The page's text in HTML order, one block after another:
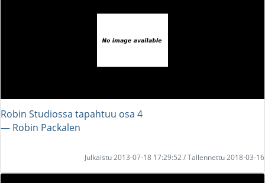
Robin Studiossa tapahtuu osa 4
― Robin Packalen
Julkaistu 2013-07-18 17:29:52 / Tallennettu 2018-03-16